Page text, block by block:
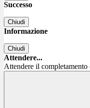
Successo
Chiudi
Informazione
Chiudi
Attendere...
Attendere il completamento